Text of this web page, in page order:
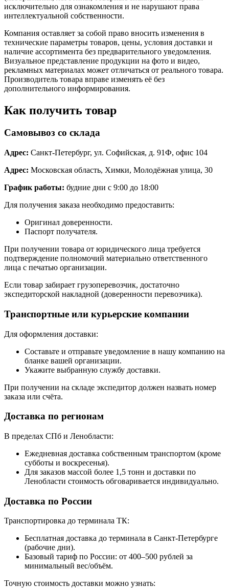
исключительно для ознакомления и не нарушают права
интеллектуальной собственности.
Компания оставляет за собой право вносить изменения в
технические параметры товаров, цены, условия доставки и
наличие ассортимента без предварительного уведомления.
Визуальное представление продукции на фото и видео,
рекламных материалах может отличаться от реального товара.
Производитель товара вправе изменять её без
дополнительного информирования.
Как получить товар
Самовывоз со склада
Адрес: Санкт-Петербург, ул. Софийская, д. 91Ф, офис 104
Адрес: Московская область, Химки, Молодёжная улица, 30
График работы: будние дни с 9:00 до 18:00
Для получения заказа необходимо предоставить:
Оригинал доверенности.
Паспорт получателя.
При получении товара от юридического лица требуется
подтверждение полномочий материально ответственного
лица с печатью организации.
Если товар забирает грузоперевозчик, достаточно
экспедиторской накладной (доверенности перевозчика).
Транспортные или курьерские компании
Для оформления доставки:
Составьте и отправьте уведомление в нашу компанию на
бланке вашей организации.
Укажите выбранную службу доставки.
При получении на складе экспедитор должен назвать номер
заказа или счёта.
Доставка по регионам
В пределах СПб и Ленобласти:
Ежедневная доставка собственным транспортом (кроме
субботы и воскресенья).
Для заказов массой более 1,5 тонн и доставки по
Ленобласти стоимость обговаривается индивидуально.
Доставка по России
Транспортировка до терминала ТК:
Бесплатная доставка до терминала в Санкт-Петербурге
(рабочие дни).
Базовый тариф по России: от 400–500 рублей за
минимальный вес/объём.
Точную стоимость доставки можно узнать: